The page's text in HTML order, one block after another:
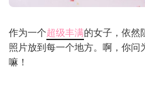
作为一个超级丰满的女子，依然
照片放到每一个地方。啊，你
嘛！